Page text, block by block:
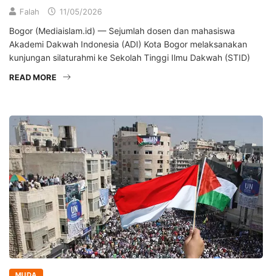
Falah 11/05/2026
Bogor (Mediaislam.id) — Sejumlah dosen dan mahasiswa
Akademi Dakwah Indonesia (ADI) Kota Bogor melaksanakan
kunjungan silaturahmi ke Sekolah Tinggi Ilmu Dakwah (STID)
READ MORE